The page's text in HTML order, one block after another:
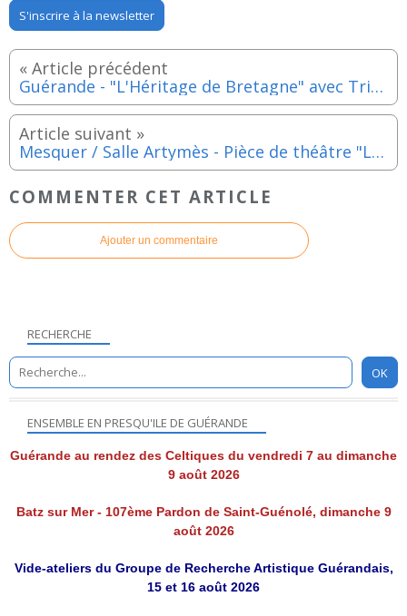
S'inscrire à la newsletter
Guérande - "L'Héritage de Bretagne" avec Trio Pêr Vari Kervarec - Dimanche 18 mai 2025
Mesquer / Salle Artymès - Pièce de théâtre "La famille Bijoux" - Samedi 24 mai 2025
COMMENTER CET ARTICLE
Ajouter un commentaire
RECHERCHE
ENSEMBLE EN PRESQU'ILE DE GUÉRANDE
Guérande au rendez des Celtiques du vendredi 7 au dimanche
9 août 2026
Batz sur Mer - 107ème Pardon de Saint-Guénolé, dimanche 9
août 2026
Vide-ateliers du Groupe de Recherche Artistique Guérandais,
15 et 16 août 2026